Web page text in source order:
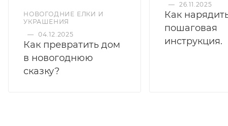
НОВОГОДНИЕ ЕЛКИ И
УКРАШЕНИЯ
— 04.12.2025
Как превратить дом
в новогоднюю
сказку?
— 26.11.2025
Как
пошаговая
инструкция.